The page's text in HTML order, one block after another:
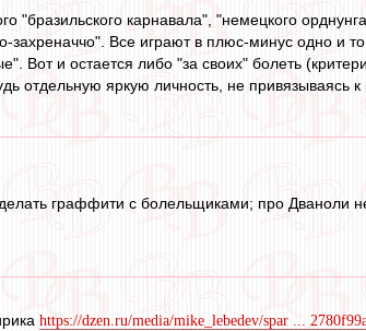
карнавала", "немецкого
захреначчо". Все играют в плюс-минус одно и
Вот и остается либо "за своих" болеть
отдельную яркую личность, не привязываясь к
граффити с болельщиками; про Дваноли
https://dzen.ru/media/mike_lebedev/spar ...